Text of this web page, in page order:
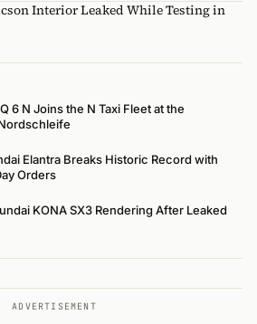
Interior Leaked While Testing in
6 N Joins the N Taxi Fleet at the
Elantra Breaks Historic Record with
Orders
KONA SX3 Rendering After Leaked
ADVERTISEMENT